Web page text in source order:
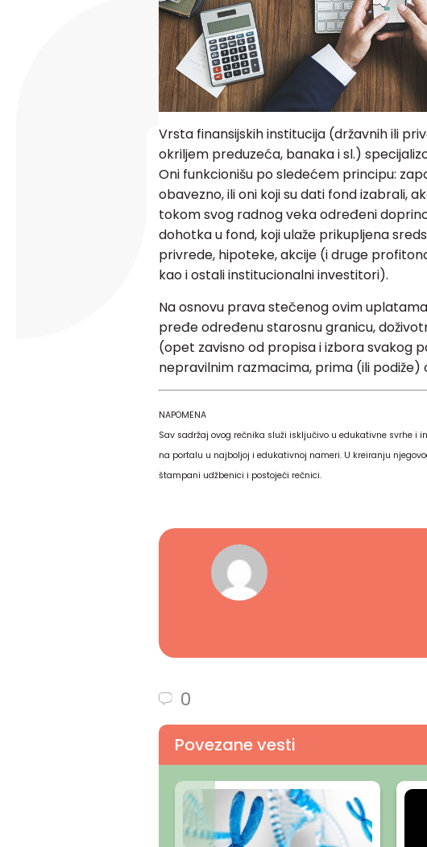
Vrsta finansijskih institucija (državnih ili
okriljem preduzeća, banaka i sl.)
Oni funkcionišu po sledećem principu:
obavezno, ili oni koji su dati fond izabrali,
tokom svog radnog veka određeni
dohotka u fond, koji ulaže prikupljena
privrede, hipoteke, akcije (i druge
kao i ostali institucionalni investitori).
Na osnovu prava stečenog ovim
pređe određenu starosnu granicu,
(opet zavisno od propisa i izbora svakog
nepravilnim razmacima, prima (ili podiže)
NAPOMENA
Sav sadržaj ovog rečnika služi isključivo u edukativne svrhe i
na portalu u najboljoj i edukativnoj nameri. U kreiranju
štampani udžbenici i postojeći rečnici.
0
Povezane vesti